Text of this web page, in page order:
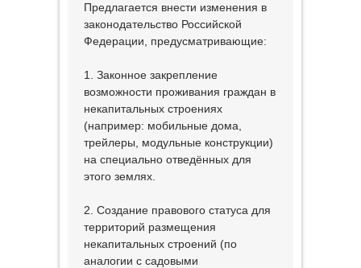
Предлагается внести изменения в
законодательство Российской
Федерации, предусматривающие:
1. Законное закрепление
возможности проживания граждан в
некапитальных строениях
(например: мобильные дома,
трейлеры, модульные конструкции)
на специально отведённых для
этого землях.
2. Создание правового статуса для
территорий размещения
некапитальных строений (по
аналогии с садовыми